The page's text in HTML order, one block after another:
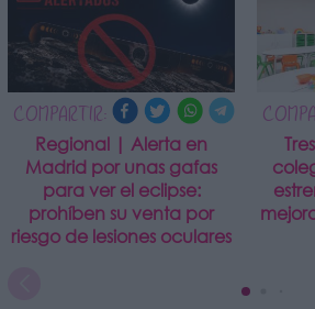
COMPARTIR:
Regional | Alerta en
Madrid por unas gafas
para ver el eclipse:
prohíben su venta por
riesgo de lesiones oculares